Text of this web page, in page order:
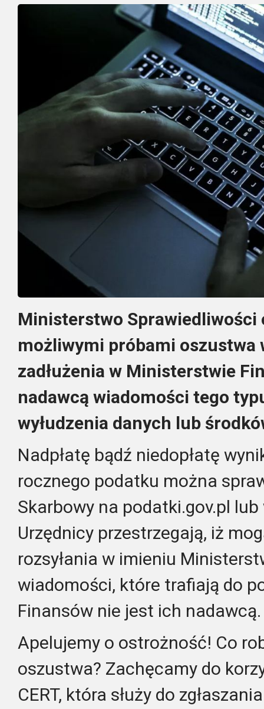
Ministerstwo Sprawiedliwości
możliwymi próbami oszustwa
zadłużenia w Ministerstwie
nadawcą wiadomości tego
wyłudzenia danych lub
Nadpłatę bądź niedopłatę
rocznego podatku można
Skarbowy na podatki.gov.pl
Urzędnicy przestrzegają, iż
rozsyłania w imieniu
wiadomości, które trafiają do
Finansów nie jest ich nadawcą.
Apelujemy o ostrożność! Co
oszustwa? Zachęcamy do
CERT, która służy do